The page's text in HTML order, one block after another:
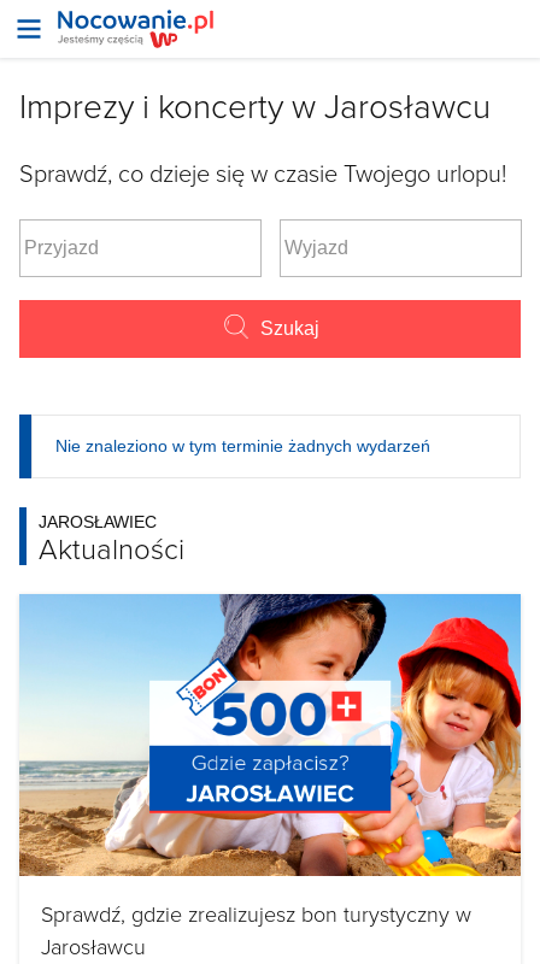
Imprezy i koncerty w Jarosławcu
Sprawdź, co dzieje się w czasie Twojego urlopu!
Szukaj
Nie znaleziono w tym terminie żadnych wydarzeń
JAROSŁAWIEC
Aktualności
Sprawdź, gdzie zrealizujesz bon turystyczny w
Jarosławcu